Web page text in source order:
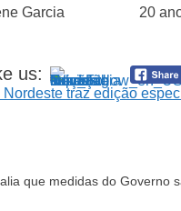
Garcia
20
us:
que medidas do Governo